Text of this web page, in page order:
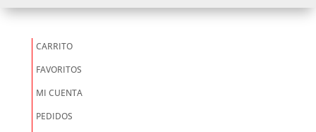
CARRITO
FAVORITOS
MI CUENTA
PEDIDOS